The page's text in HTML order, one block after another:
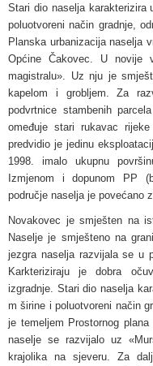
Stari dio naselja
poluotvoreni način gradnje,
Planska urbanizacija naselja
Općine Čakovec. U novije
magistralu». Uz nju je
kapelom i grobljem. Za
podvrtnice stambenih
omeđuje stari rukavac
predvidio je jedinu
1998. imalo ukupnu
Izmjenom i dopunom PP
područje naselja je povećano
Novakovec je smješten na
Naselje je smješteno na
jezgra naselja razvijala se u
Karkteriziraju je dobra
izgradnje. Stari dio naselja
m širine i poluotvoreni način
je temeljem Prostornog
naselje se razvijalo uz
krajolika na sjeveru. Za